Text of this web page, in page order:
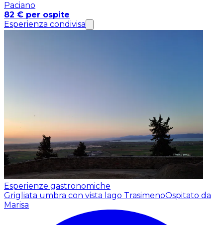
Paciano
82 € per ospite
Esperienza condivisa
Esperienze gastronomiche
Grigliata umbra con vista lago TrasimenoOspitato da
Marisa